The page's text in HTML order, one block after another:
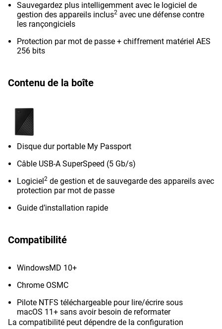
Sauvegardez plus intelligemment avec le logiciel de
gestion des appareils inclus2 avec une défense contre
les rançongiciels
Protection par mot de passe + chiffrement matériel AES
256 bits
Contenu de la boîte
Disque dur portable My Passport
Câble USB-A SuperSpeed (5 Gb/s)
Logiciel2 de gestion et de sauvegarde des appareils avec
protection par mot de passe
Guide d’installation rapide
Compatibilité
WindowsMD 10+
Chrome OSMC
Pilote NTFS téléchargeable pour lire/écrire sous
macOS 11+ sans avoir besoin de reformater
La compatibilité peut dépendre de la configuration